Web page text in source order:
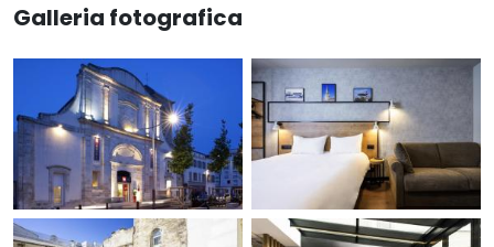
Galleria fotografica